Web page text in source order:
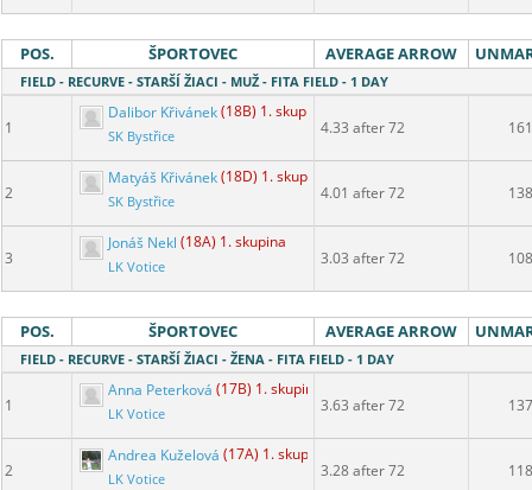
POS. ŠPORTOVEC AVERAGE ARROW
FIELD - RECURVE - STARŠÍ ŽIACI - MUŽ - FITA FIELD - 1 DAY
1
Dalibor Křivánek(18B) 1. skupina
SK Bystřice 4.33 after 72 161
2
Matyáš Křivánek(18D) 1. skupina
SK Bystřice 4.01 after 72 138
3
Jonáš Nekl (18A) 1. skupina
LK Votice 3.03 after 72 108
POS. ŠPORTOVEC AVERAGE ARROW
FIELD - RECURVE - STARŠÍ ŽIACI - ŽENA - FITA FIELD - 1 DAY
1
Anna Peterková (17B) 1. skupina
LK Votice 3.63 after 72 137
2
Andrea Kuželová (17A) 1. skupina
LK Votice 3.28 after 72 118